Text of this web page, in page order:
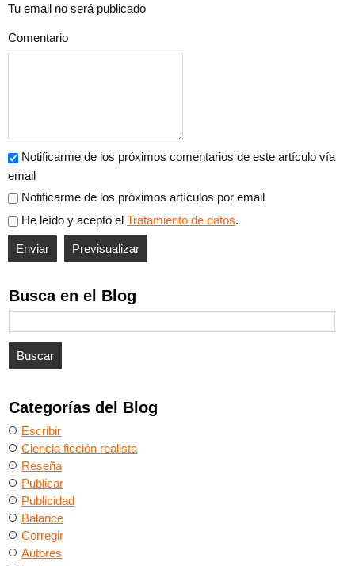
Busca en el Blog
Categorías del Blog
Escribir
Ciencia ficción realista
Reseña
Publicar
Publicidad
Balance
Corregir
Autores
Tu email no será publicado
Comentario
Notificarme de los próximos comentarios de este artículo vía
email
Notificarme de los próximos artículos por email
He leído y acepto el Tratamiento de datos.